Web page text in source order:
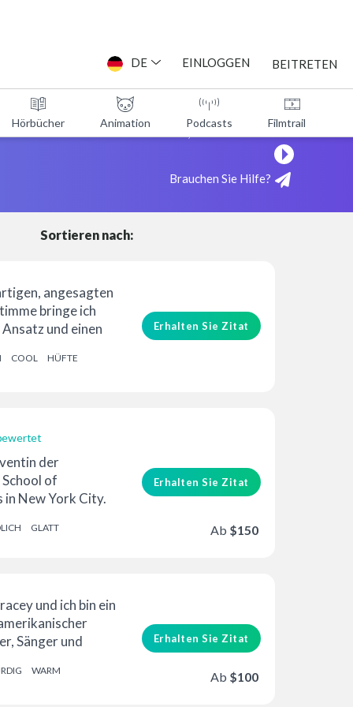
DE EINLOGGEN BEITRETEN
Hörbücher Animation Podcasts Filmtrailer
Brauchen Sie Hilfe?
Sortieren nach:
angesagten
bringe ich
und einen
COOL HÜFTE
Erhalten Sie Zitat
der
of
New York City.
...
GLATT
Erhalten Sie Zitat
Ab $150
und ich bin ein
Sänger und
WARM
Erhalten Sie Zitat
Ab $100